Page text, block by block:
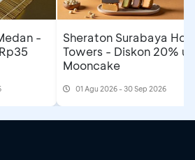
-
Sheraton Surabaya
Towers - Diskon 20%
Mooncake
01 Agu 2026 - 30 Sep 2026